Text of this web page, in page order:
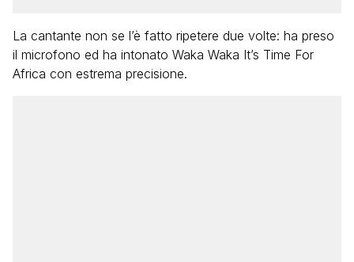
La cantante non se l’è fatto ripetere due volte: ha preso
il microfono ed ha intonato Waka Waka It’s Time For
Africa con estrema precisione.